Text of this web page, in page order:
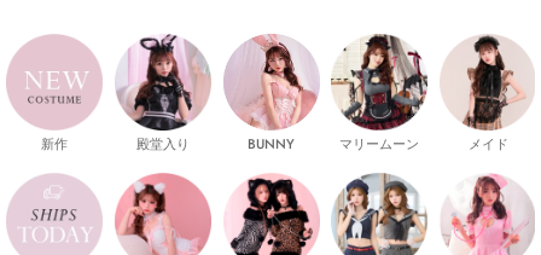
新作 殿堂入り BUNNY マリームーン メイド